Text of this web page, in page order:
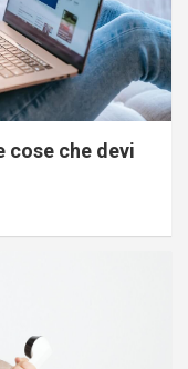
cose che devi